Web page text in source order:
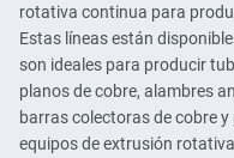
rotativa continua para
Estas líneas están
son ideales para producir
planos de cobre, alambres
barras colectoras de cobre
equipos de extrusión